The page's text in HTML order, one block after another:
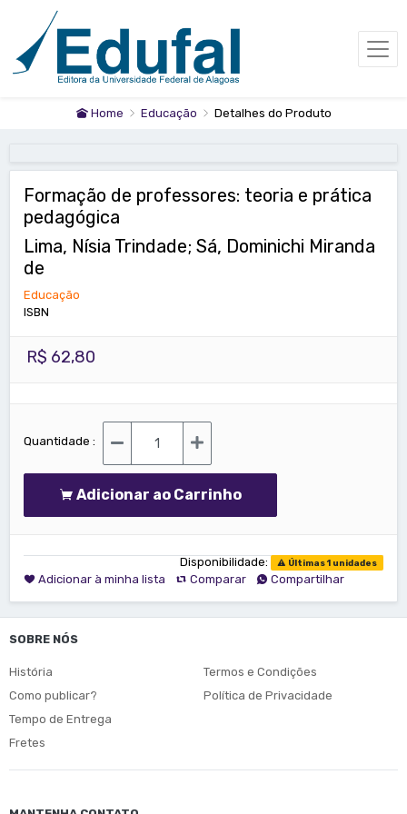
Home Educação Detalhes do Produto
Formação de professores: teoria e prática
pedagógica
Lima, Nísia Trindade; Sá, Dominichi Miranda
de
Educação
ISBN
R$ 62,80
Quantidade :
Adicionar ao Carrinho
Disponibilidade: Últimas 1 unidades
Adicionar à minha lista Comparar Compartilhar
SOBRE NÓS
História
Como publicar?
Tempo de Entrega
Fretes
Termos e Condições
Política de Privacidade